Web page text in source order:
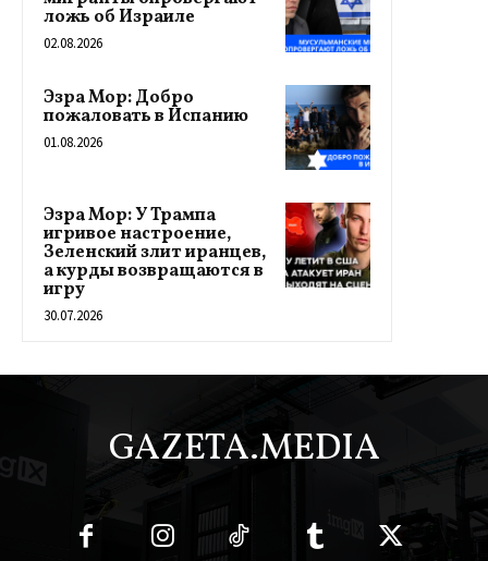
ложь об Израиле
02.08.2026
Эзра Мор: Добро
пожаловать в Испанию
01.08.2026
Эзра Мор: У Трампа
игривое настроение,
Зеленский злит иранцев,
а курды возвращаются в
игру
30.07.2026
GAZETA.MEDIA